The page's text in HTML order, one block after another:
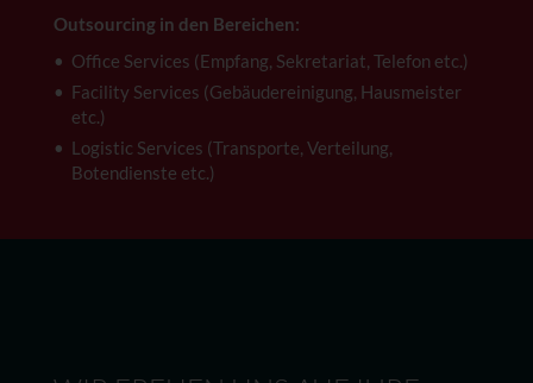
Outsourcing in den Bereichen:
Office Services (Empfang, Sekretariat, Telefon etc.)
Facility Services (Gebäudereinigung, Hausmeister
etc.)
Logistic Services (Transporte, Verteilung,
Botendienste etc.)